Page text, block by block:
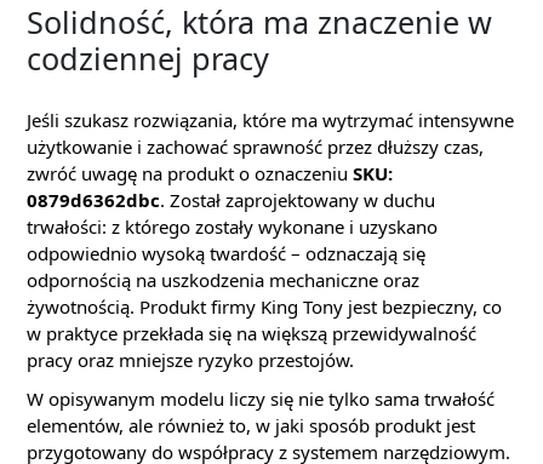
Solidność, która ma znaczenie w
codziennej pracy
Jeśli szukasz rozwiązania, które ma wytrzymać intensywne
użytkowanie i zachować sprawność przez dłuższy czas,
zwróć uwagę na produkt o oznaczeniu SKU:
0879d6362dbc. Został zaprojektowany w duchu
trwałości: z którego zostały wykonane i uzyskano
odpowiednio wysoką twardość – odznaczają się
odpornością na uszkodzenia mechaniczne oraz
żywotnością. Produkt firmy King Tony jest bezpieczny, co
w praktyce przekłada się na większą przewidywalność
pracy oraz mniejsze ryzyko przestojów.
W opisywanym modelu liczy się nie tylko sama trwałość
elementów, ale również to, w jaki sposób produkt jest
przygotowany do współpracy z systemem narzędziowym.